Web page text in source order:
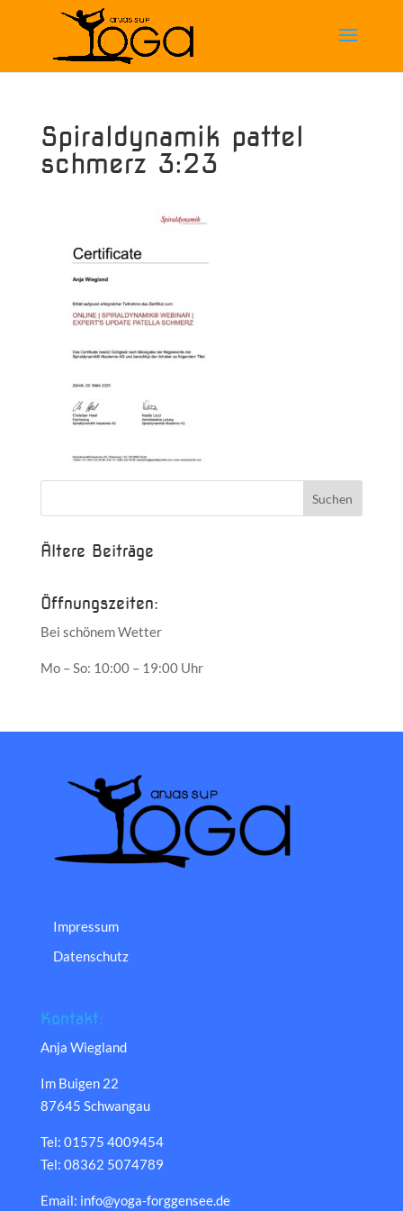
Spiraldynamik pattel
schmerz 3:23
Ältere Beiträge
Öffnungszeiten:
Bei schönem Wetter
Mo – So: 10:00 – 19:00 Uhr
Impressum
Datenschutz
Kontakt:
Anja Wiegland
Im Buigen 22
87645 Schwangau
Tel: 01575 4009454
Tel: 08362 5074789
Email: info@yoga-forggensee.de